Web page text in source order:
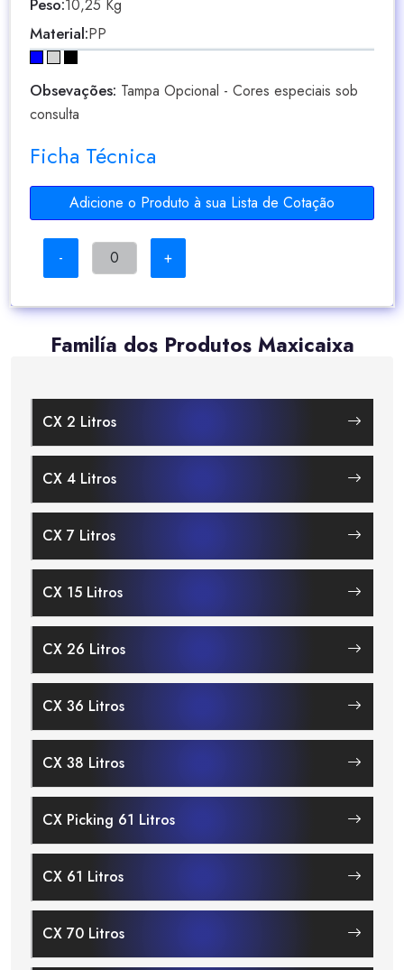
Peso:10,25 Kg
Material:PP
Obsevações: Tampa Opcional - Cores especiais sob
consulta
Ficha Técnica
Adicione o Produto à sua Lista de Cotação
- +
Familía dos Produtos Maxicaixa
CX 2 Litros
CX 4 Litros
CX 7 Litros
CX 15 Litros
CX 26 Litros
CX 36 Litros
CX 38 Litros
CX Picking 61 Litros
CX 61 Litros
CX 70 Litros